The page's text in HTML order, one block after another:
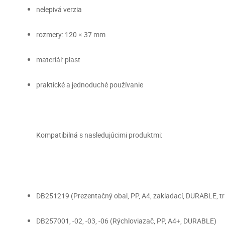
nelepivá verzia
rozmery: 120 × 37 mm
materiál: plast
praktické a jednoduché používanie
Kompatibilná s nasledujúcimi produktmi:
DB251219 (Prezentačný obal, PP, A4, zakladací, DURABLE,
DB257001, -02, -03, -06 (Rýchloviazač, PP, A4+, DURABLE)